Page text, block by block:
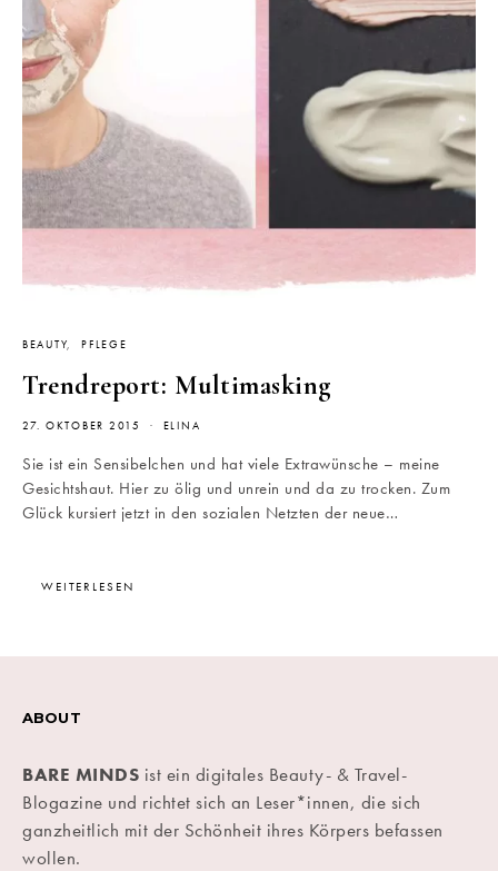
BEAUTY PFLEGE
Trendreport: Multimasking
27. OKTOBER 2015 ELINA
Sie ist ein Sensibelchen und hat viele Extrawünsche – meine
Gesichtshaut. Hier zu ölig und unrein und da zu trocken. Zum
Glück kursiert jetzt in den sozialen Netzten der neue…
WEITERLESEN
ABOUT
BARE MINDS ist ein digitales Beauty- & Travel-
Blogazine und richtet sich an Leser*innen, die sich
ganzheitlich mit der Schönheit ihres Körpers befassen
wollen.